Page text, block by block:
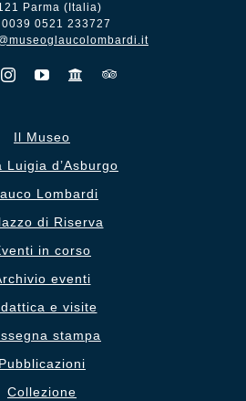
Parma (Italia)
0521 233727
Il Museo
Luigia d’Asburgo
Lombardi
di Riserva
in corso
eventi
e visite
stampa
Pubblicazioni
Collezione